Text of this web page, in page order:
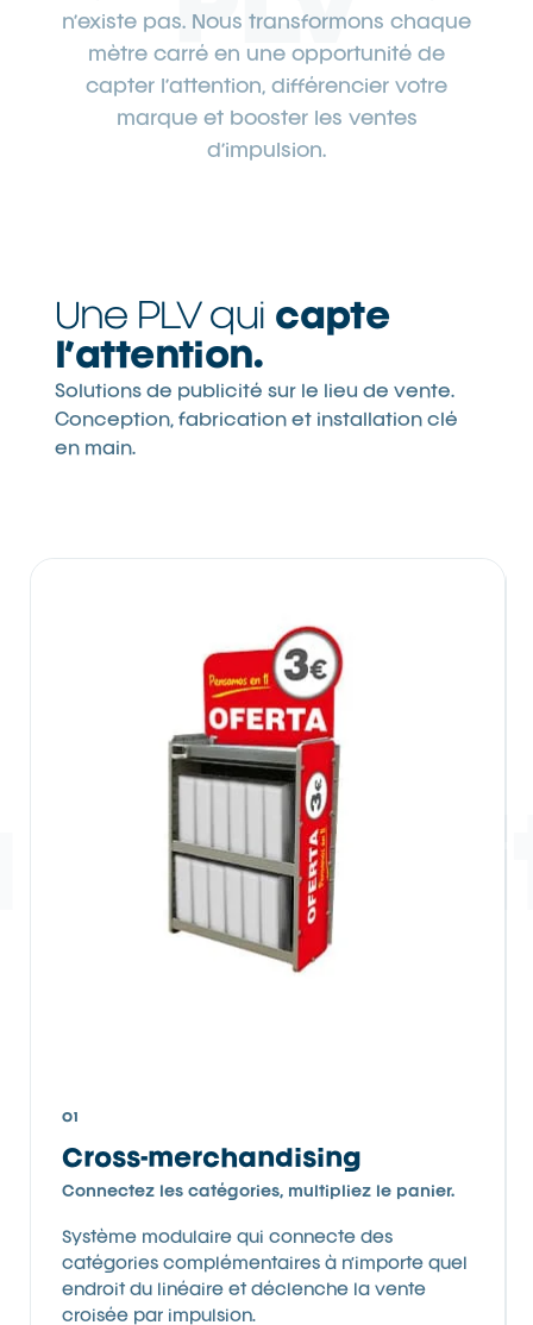
n’existe pas. Nous transformons chaque
mètre carré en une opportunité de
capter l’attention, différencier votre
marque et booster les ventes
d’impulsion.
Une PLV qui capte
l’attention.
Solutions de publicité sur le lieu de vente.
Conception, fabrication et installation clé
en main.
01
Cross-merchandising
Connectez les catégories, multipliez le panier.
Système modulaire qui connecte des
catégories complémentaires à n’importe quel
endroit du linéaire et déclenche la vente
croisée par impulsion.